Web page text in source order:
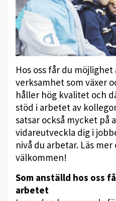
Hos oss får du
verksamhet som växer
håller hög kvalitet och
stöd i arbetet av
satsar också mycket på
vidareutveckla dig i
nivå du arbetar. Läs
välkommen!
Som anställd hos oss
arbetet